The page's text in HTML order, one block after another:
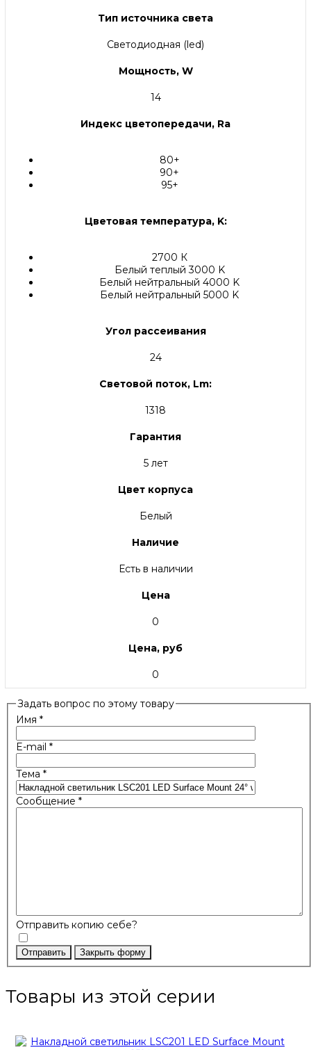
Тип источника света
Светодиодная (led)
Мощность, W
14
Индекс цветопередачи, Ra
80+
90+
95+
Цветовая температура, K:
2700 К
Белый теплый 3000 K
Белый нейтральный 4000 K
Белый нейтральный 5000 K
Угол рассеивания
24
Световой поток, Lm:
1318
Гарантия
5 лет
Цвет корпуса
Белый
Наличие
Есть в наличии
Цена
0
Цена, руб
0
Задать вопрос по этому товару
Имя *
E-mail *
Тема *
Сообщение *
Отправить копию себе?
Отправить Закрыть форму
Товары из этой серии